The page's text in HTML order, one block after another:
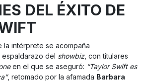
DEL ÉXITO DE
la intérprete se acompaña
del showbiz, con titulares
en el que se aseguró: “Taylor Swift es
, retomado por la afamada Barbara